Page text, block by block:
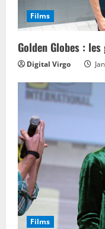
Films
Golden Globes :
Digital Virgo
Films